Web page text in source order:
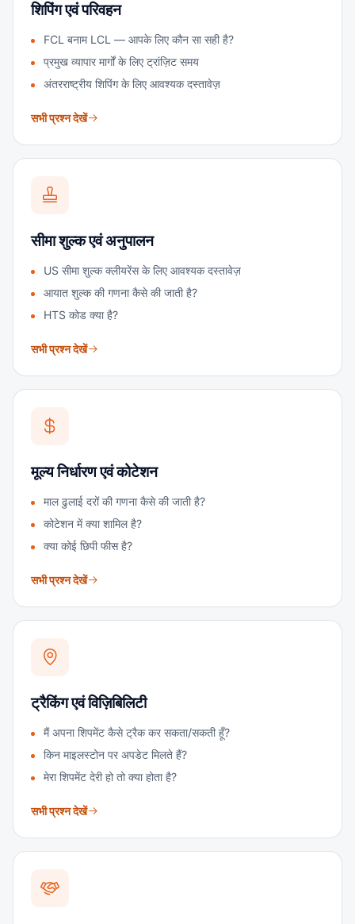
शिपिंग एवं परिवहन
FCL बनाम LCL — आपके लिए कौन सा सही है?
प्रमुख व्यापार मार्गों के लिए ट्रांज़िट समय
अंतरराष्ट्रीय शिपिंग के लिए आवश्यक दस्तावेज़
सभी प्रश्न देखें
सीमा शुल्क एवं अनुपालन
US सीमा शुल्क क्लीयरेंस के लिए आवश्यक दस्तावेज़
आयात शुल्क की गणना कैसे की जाती है?
HTS कोड क्या है?
सभी प्रश्न देखें
मूल्य निर्धारण एवं कोटेशन
माल ढुलाई दरों की गणना कैसे की जाती है?
कोटेशन में क्या शामिल है?
क्या कोई छिपी फीस है?
सभी प्रश्न देखें
ट्रैकिंग एवं विज़िबिलिटी
मैं अपना शिपमेंट कैसे ट्रैक कर सकता/सकती हूँ?
किन माइलस्टोन पर अपडेट मिलते हैं?
मेरा शिपमेंट देरी हो तो क्या होता है?
सभी प्रश्न देखें